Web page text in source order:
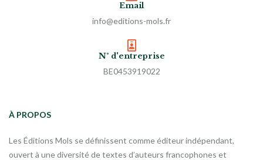
Email
info@editions-mols.fr
N° d'entreprise
BE0453919022
À PROPOS
Les Éditions Mols se définissent comme éditeur indépendant,
ouvert à une diversité de textes d’auteurs francophones et